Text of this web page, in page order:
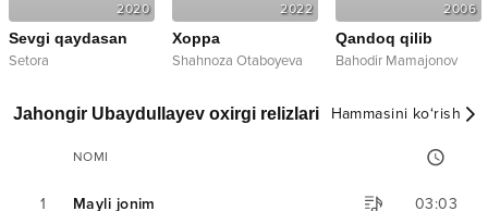
2020
Sevgi qaydasan
Setora
2022
Xoppa
Shahnoza Otaboyeva
2006
Qandoq qilib
Bahodir Mamajonov
Jahongir Ubaydullayev oxirgi relizlari Hammasini ko‘rish
NOMI
1 Mayli jonim 03:03